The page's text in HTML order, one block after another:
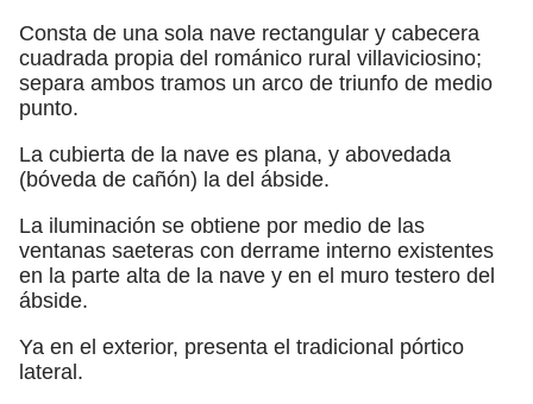
Consta de una sola nave rectangular y cabecera
cuadrada propia del románico rural villaviciosino;
separa ambos tramos un arco de triunfo de medio
punto.
La cubierta de la nave es plana, y abovedada
(bóveda de cañón) la del ábside.
La iluminación se obtiene por medio de las
ventanas saeteras con derrame interno existentes
en la parte alta de la nave y en el muro testero del
ábside.
Ya en el exterior, presenta el tradicional pórtico
lateral.